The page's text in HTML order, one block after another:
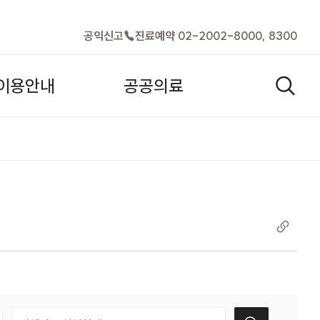
바로가기
공익신고 진료예약 02-2002-8000, 8300
용안내 공공의료 검색열기
검색어 입력